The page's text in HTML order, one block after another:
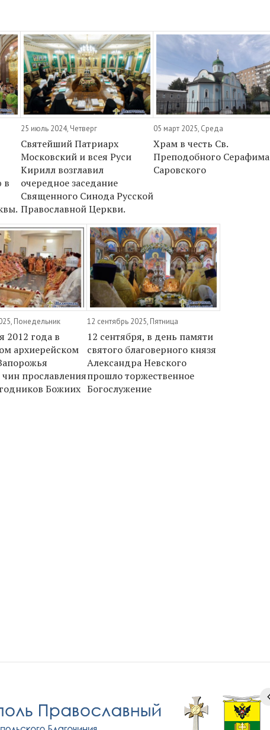
в
25 июль 2024, Четверг
Святейший Патриарх
Московский и всея Руси
Кирилл возглавил
очередное заседание
Священного Синода Русской
Православной Церкви.
05 март 2025, Среда
Храм в честь Св.
Преподобного Серафима
Саровского
Понедельник
2012 года в
архиерейском
чин прославления
Божиих
12 сентябрь 2025, Пятница
12 сентября, в день памяти
святого благоверного князя
Александра Невского
прошло торжественное
Богослужение